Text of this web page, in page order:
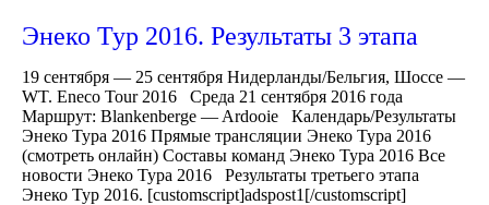
Энеко Тур 2016. Результаты 3 этапа
19 сентября — 25 сентября Нидерланды/Бельгия, Шоссе —
WT. Eneco Tour 2016 Среда 21 сентября 2016 года
Маршрут: Blankenberge — Ardooie Календарь/Результаты
Энеко Тура 2016 Прямые трансляции Энеко Тура 2016
(смотреть онлайн) Составы команд Энеко Тура 2016 Все
новости Энеко Тура 2016 Результаты третьего этапа
Энеко Тур 2016. [customscript]adspost1[/customscript]